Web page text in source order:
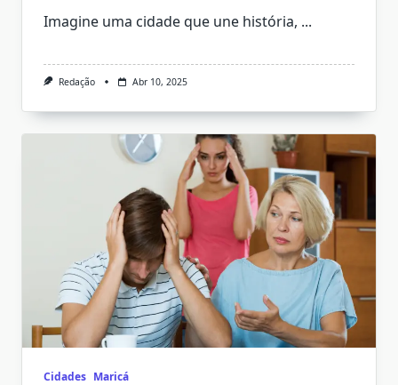
Imagine uma cidade que une história, ...
Redação Abr 10, 2025
Cidades Maricá